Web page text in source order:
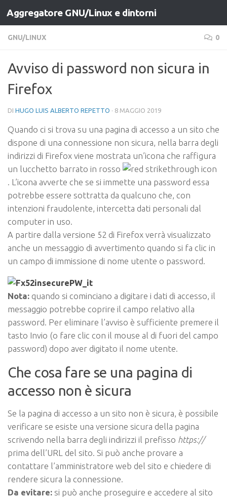
Salta al contenuto
Aggregatore GNU/Linux e dintorni
GNU/LINUX 0
Avviso di password non sicura in
Firefox
DI HUGO LUIS ALBERTO REPETTO · 8 MAGGIO 2019
Quando ci si trova su una pagina di accesso a un sito che
dispone di una connessione non sicura, nella barra degli
indirizzi di Firefox viene mostrata un’icona che raffigura
un lucchetto barrato in rosso
. L’icona avverte che se si immette una password essa
potrebbe essere sottratta da qualcuno che, con
intenzioni fraudolente, intercetta dati personali dal
computer in uso.
A partire dalla versione 52 di Firefox verrà visualizzato
anche un messaggio di avvertimento quando si fa clic in
un campo di immissione di nome utente o password.
Nota: quando si cominciano a digitare i dati di accesso, il
messaggio potrebbe coprire il campo relativo alla
password. Per eliminare l’avviso è sufficiente premere il
tasto Invio (o fare clic con il mouse al di fuori del campo
password) dopo aver digitato il nome utente.
Che cosa fare se una pagina di
accesso non è sicura
Se la pagina di accesso a un sito non è sicura, è possibile
verificare se esiste una versione sicura della pagina
scrivendo nella barra degli indirizzi il prefisso https://
prima dell’URL del sito. Si può anche provare a
contattare l’amministratore web del sito e chiedere di
rendere sicura la connessione.
Da evitare: si può anche proseguire e accedere al sito